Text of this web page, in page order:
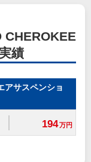
CHEROKEE
績
アサスペンショ
194万円